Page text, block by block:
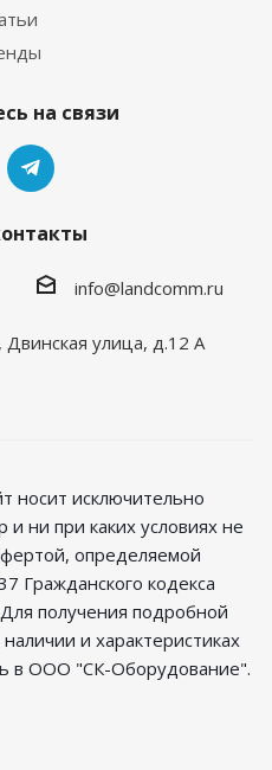
на связи
info@landcomm.ru
улица, д.12 А
носит исключительно
ни при каких условиях не
определяемой
Гражданского кодекса
получения подробной
и характеристиках
в ООО "СК-Оборудование".